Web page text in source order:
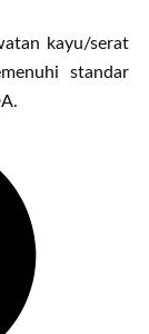
kayu/serat
standar